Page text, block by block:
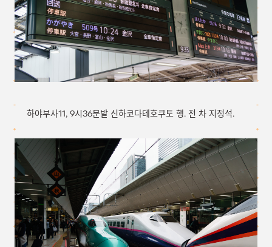
하야부사11, 9시36분발 신하코다테호쿠토 행. 전 차 지정석.